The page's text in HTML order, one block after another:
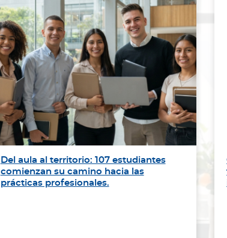
Del aula al territorio: 107 estudiantes
comienzan su camino hacia las
prácticas profesionales.